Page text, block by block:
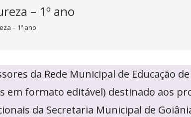
– 1º ano
– 1º ano
da Rede Municipal de Educação
em formato editável) destinado aos
da Secretaria Municipal de